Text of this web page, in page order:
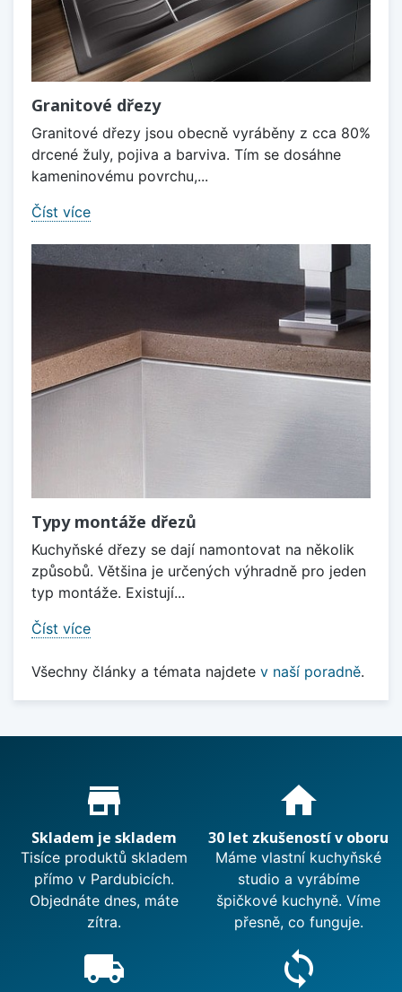
Granitové dřezy
Granitové dřezy jsou obecně vyráběny z cca 80%
drcené žuly, pojiva a barviva. Tím se dosáhne
kameninovému povrchu,...
Číst více
Typy montáže dřezů
Kuchyňské dřezy se dají namontovat na několik
způsobů. Většina je určených výhradně pro jeden
typ montáže. Existují...
Číst více
Všechny články a témata najdete v naší poradně.
Proč nakupovat u nás?
store_mall_directory
Skladem je skladem
Tisíce produktů skladem
přímo v Pardubicích.
Objednáte dnes, máte
zítra.
home
30 let zkušeností v oboru
Máme vlastní kuchyňské
studio a vyrábíme
špičkové kuchyně. Víme
přesně, co funguje.
local_shipping sync